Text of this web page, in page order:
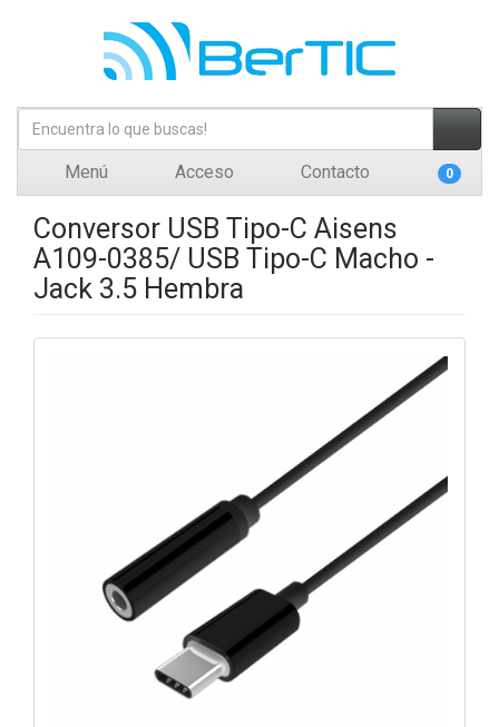
Menú Acceso Contacto 0
Conversor USB Tipo-C Aisens
A109-0385/ USB Tipo-C Macho -
Jack 3.5 Hembra